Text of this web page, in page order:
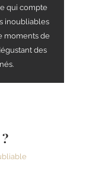
qui compte
inoubliables
moments de
des